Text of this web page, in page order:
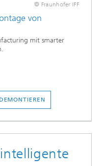
© Fraunhofer IFF
von
mit smarter